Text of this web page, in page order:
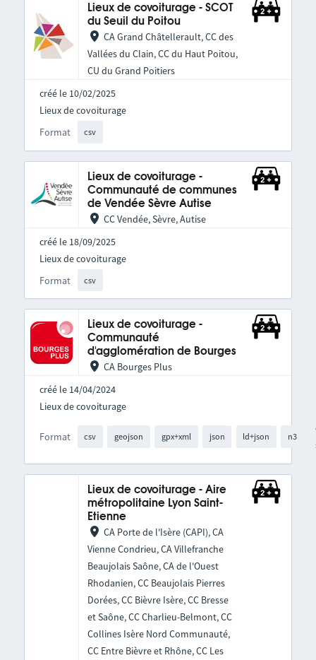
Lieux de covoiturage - SCOT
du Seuil du Poitou
CA Grand Châtellerault, CC des
Vallées du Clain, CC du Haut Poitou,
CU du Grand Poitiers
créé le 10/02/2025
Format csv
Lieux de covoiturage
Lieux de covoiturage -
Communauté de communes
de Vendée Sèvre Autise
CC Vendée, Sèvre, Autise
créé le 18/09/2025
Format csv
Lieux de covoiturage
Lieux de covoiturage -
Communauté
d'agglomération de Bourges
CA Bourges Plus
créé le 14/04/2024
Format csv geojson gpx+xml json ld+json n3
Lieux de covoiturage
Lieux de covoiturage - Aire
métropolitaine Lyon Saint-
Etienne
CA Porte de l'Isère (CAPI), CA
Vienne Condrieu, CA Villefranche
Beaujolais Saône, CA de l'Ouest
Rhodanien, CC Beaujolais Pierres
Dorées, CC Bièvre Isère, CC Bresse
et Saône, CC Charlieu-Belmont, CC
Collines Isère Nord Communauté,
CC Entre Bièvre et Rhône, CC Les